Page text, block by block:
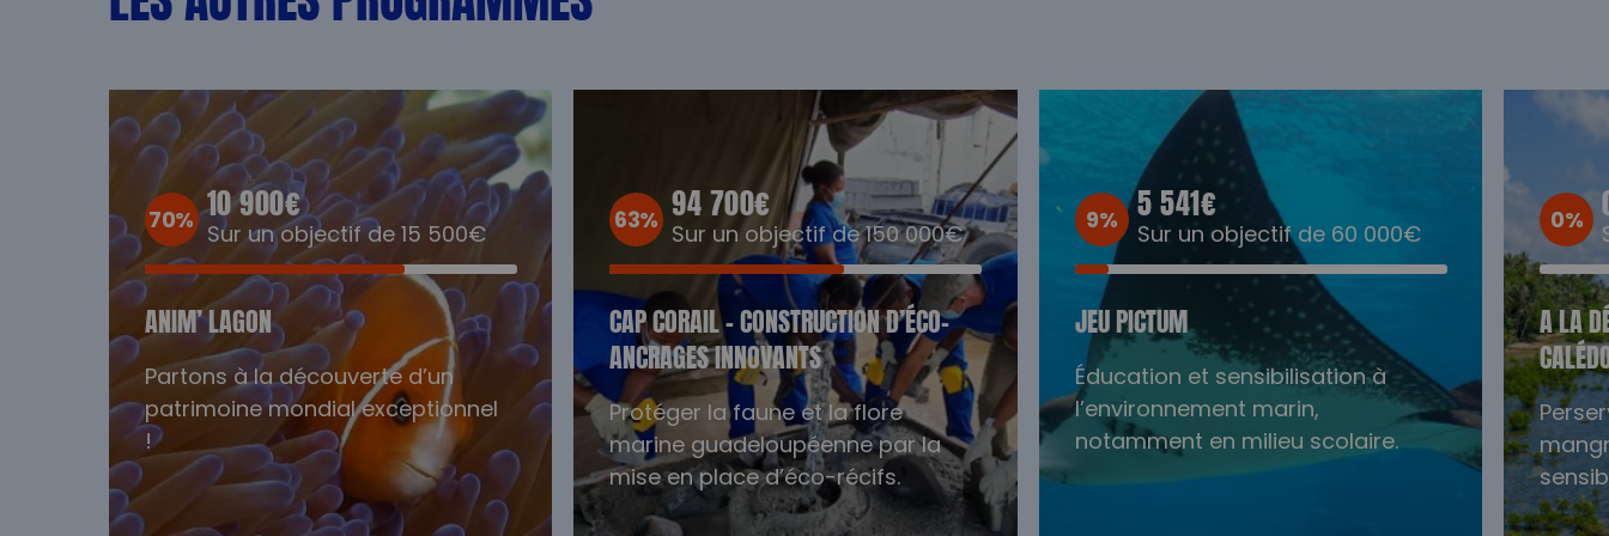
70% 10 900€
Sur un objectif de 15 500€
ANIM’ LAGON
Partons à la découverte d’un
patrimoine mondial exceptionnel
!
63% 94 700€
Sur un objectif de 150 000€
CAP CORAIL – CONSTRUCTION D’ÉCO-
ANCRAGES INNOVANTS
Protéger la faune et la flore
marine guadeloupéenne par la
mise en place d’éco-récifs.
9% 5 541€
Sur un objectif de 60 000€
JEU PICTUM
Éducation et sensibilisation à
l’environnement marin,
notamment en milieu scolaire.
0%
A LA